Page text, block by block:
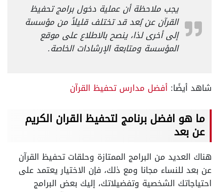
يجب ملاحظة أن عملية دخول برامج تحفيظ
القرآن عن بُعد قد تختلف قليلاً من مؤسسة
إلى أخرى لذا، ينصح بالاطلاع على موقع
المؤسسة ومتابعة الإرشادات الخاصة.
شاهد أيضًا: أفضل مدارس تحفيظ القرآن
ما هو افضل برنامج لتحفيظ القران الكريم
عن بعد
هناك العديد من البرامج الممتازة وحلقات تحفيظ القرآن
عن بعد للنساء مجانا ومع ذلك، فإن الاختيار يعتمد على
احتياجاتك الشخصية وتفضيلاتك، إليك بعض البرامج